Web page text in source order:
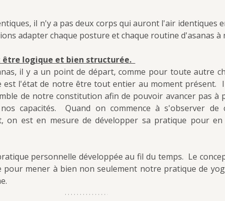
il n'y a pas deux corps qui auront l'air identiques
adapter chaque posture et chaque routine d'asanas à
logique et bien structurée.
il y a un point de départ, comme pour toute autre
l'état de notre être tout entier au moment présent.
de notre constitution afin de pouvoir avancer pas à
capacités.  Quand on commence à s'observer de
on est en mesure de développer sa pratique pour
personnelle développée au fil du temps.  Le
pour mener à bien non seulement notre pratique de